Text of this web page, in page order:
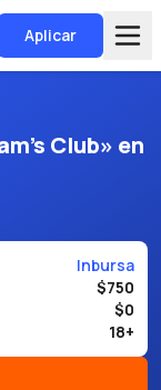
Aplicar
Club» en
Inbursa
$750
$0
18+